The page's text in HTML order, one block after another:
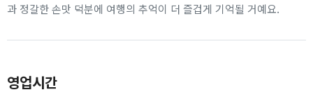
과 정갈한 손맛 덕분에 여행의 추억이 더 즐겁게 기억될 거예요.
영업시간